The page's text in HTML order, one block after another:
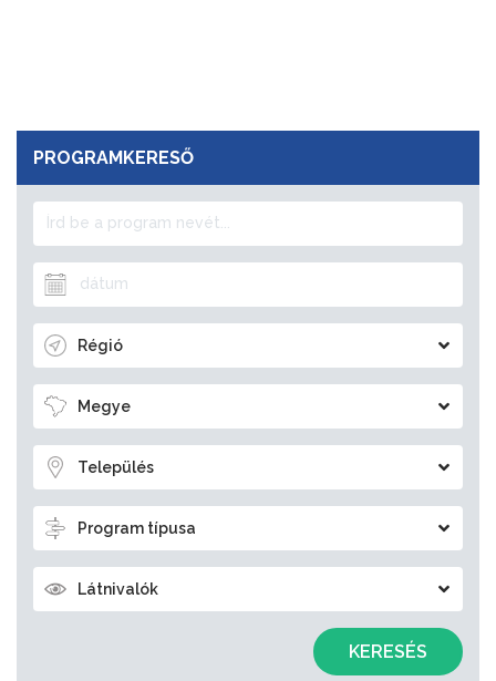
PROGRAMKERESŐ
Régió
Megye
Település
Program típusa
Látnivalók
KERESÉS